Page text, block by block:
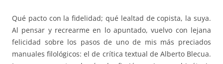
Qué pacto con la fidelidad; qué lealtad de copista, la suya.
Al pensar y recrearme en lo apuntado, vuelvo con lejana
felicidad sobre los pasos de uno de mis más preciados
manuales filológicos: el de crítica textual de Alberto Blecua.